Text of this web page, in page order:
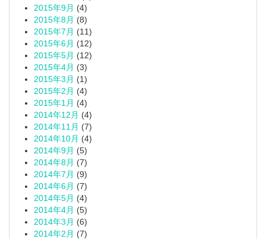
2015年9月 (4)
2015年8月 (8)
2015年7月 (11)
2015年6月 (12)
2015年5月 (12)
2015年4月 (3)
2015年3月 (1)
2015年2月 (4)
2015年1月 (4)
2014年12月 (4)
2014年11月 (7)
2014年10月 (4)
2014年9月 (5)
2014年8月 (7)
2014年7月 (9)
2014年6月 (7)
2014年5月 (4)
2014年4月 (5)
2014年3月 (6)
2014年2月 (7)